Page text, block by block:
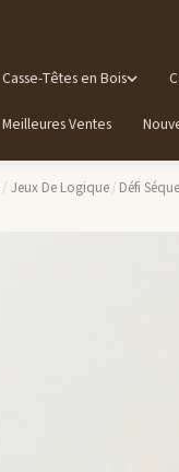
Casse-Têtes en Bois
Meilleures Ventes
/ Jeux De Logique/ Défi